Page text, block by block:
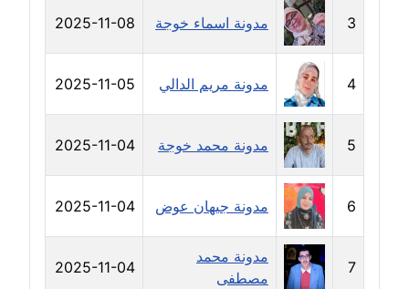
عاملة
مدونة دعاء الجابي
عاملة
مدونة دعاء الشاهد
عاملة
مدونة دينا عاصم
عاملة
مدونة دينا منير
عاملة
3 مدونة اسماء خوجة 2025-11-08
4 مدونة مريم الدالي 2025-11-05
5 مدونة محمد خوجة 2025-11-04
6 مدونة جيهان عوض 2025-11-04
7
مدونة محمد
مصطفى
2025-11-04